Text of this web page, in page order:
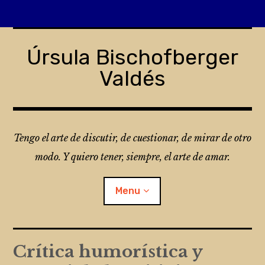
contentÚrsula Bischofberger
Valdés
Tengo el arte de discutir, de cuestionar, de mirar de otro
modo. Y quiero tener, siempre, el arte de amar.
Menu
¿Qué es Folio?
Crítica humorística y